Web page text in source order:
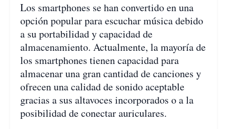
Los smartphones se han convertido en una
opción popular para escuchar música debido
a su portabilidad y capacidad de
almacenamiento. Actualmente, la mayoría de
los smartphones tienen capacidad para
almacenar una gran cantidad de canciones y
ofrecen una calidad de sonido aceptable
gracias a sus altavoces incorporados o a la
posibilidad de conectar auriculares.